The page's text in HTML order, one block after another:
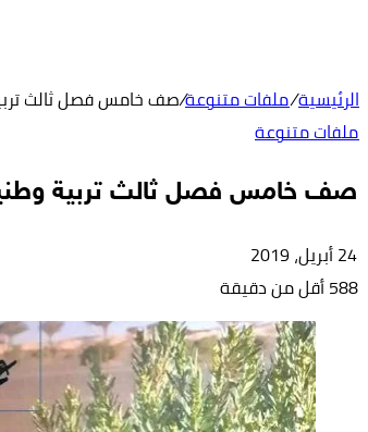
الرئيسية/ملفات متنوعة/صف خامس فصل ثالث
ملفات متنوعة
صف خامس فصل ثالث تربية وطنية
24 أبريل، 2019
588أقل من دقيقة